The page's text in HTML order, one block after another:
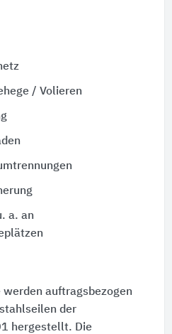
/ Volieren
a. an
werden auftragsbezogen
der
hergestellt. Die